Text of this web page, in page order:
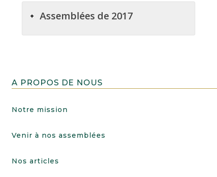
Assemblées de 2017
A PROPOS DE NOUS
Notre mission
Venir à nos assemblées
Nos articles